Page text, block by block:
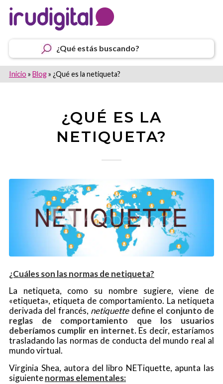
¿Qué estás buscando?
Inicio » Blog» ¿Qué es la netiqueta?
¿QUÉ ES LA
NETIQUETA?
¿Cuáles son las normas de netiqueta?
La netiqueta, como su nombre sugiere, viene de
«etiqueta», etiqueta de comportamiento. La netiqueta
derivada del francés, netiquettedefine el conjunto de
reglas de comportamiento que los usuarios
deberíamos cumplir en internet.Es decir, estaríamos
trasladando las normas de conducta del mundo real al
mundo virtual.
Virginia Shea, autora del libro NETiquette, apunta las
siguientenormas elementales: